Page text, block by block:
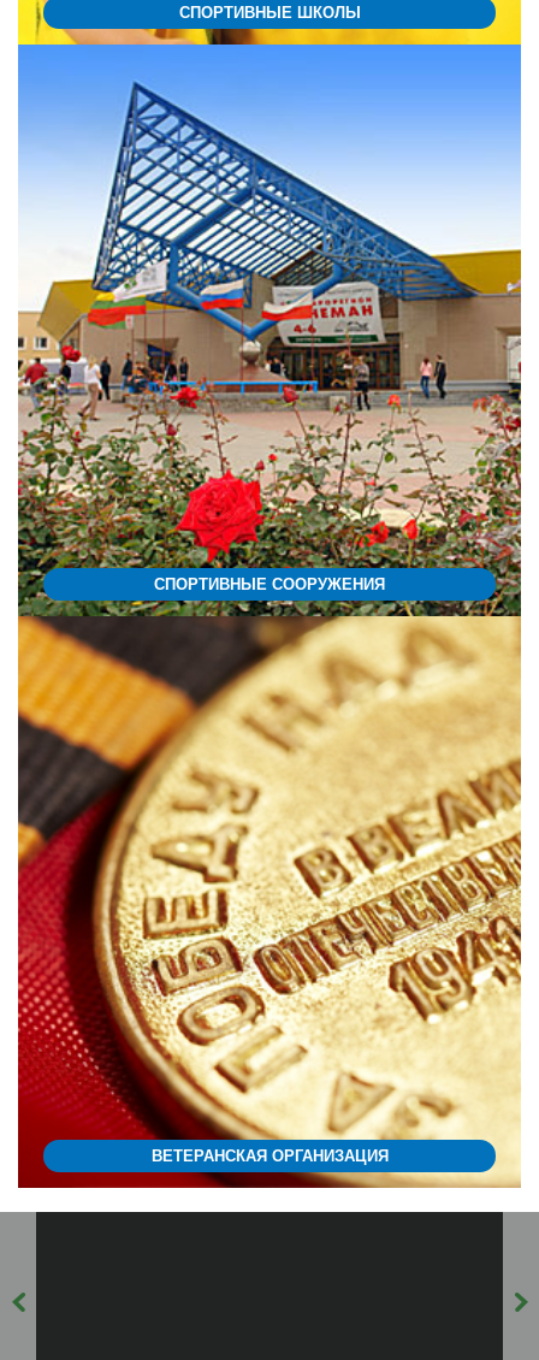
СПОРТИВНЫЕ ШКОЛЫ
СПОРТИВНЫЕ СООРУЖЕНИЯ
ВЕТЕРАНСКАЯ ОРГАНИЗАЦИЯ